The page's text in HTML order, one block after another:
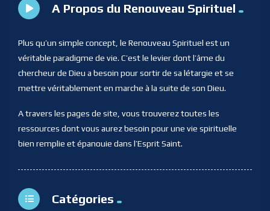
A Propos du Renouveau Spirituel
Plus qu’un simple concept, le Renouveau Spirituel est un
véritable paradigme de vie. C’est le levier dont l’âme du
chercheur de Dieu a besoin pour sortir de sa létargie et se
mettre véritablement en marche à la suite de son Dieu.
A travers les pages de site, vous trouverez toutes les
ressources dont vous aurez besoin pour une vie spirituelle
bien remplie et épanouie dans l’Esprit Saint.
Catégories